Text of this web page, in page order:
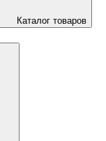
Каталог товаров